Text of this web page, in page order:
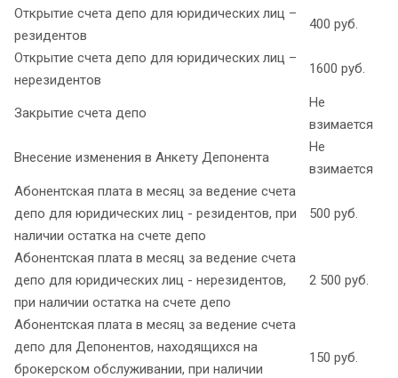
Открытие счета депо для юридических лиц –
резидентов
400 руб.
Открытие счета депо для юридических лиц –
нерезидентов
1600 руб.
Закрытие счета депо
Не
взимается
Внесение изменения в Анкету Депонента
Не
взимается
Абонентская плата в месяц за ведение счета
депо для юридических лиц - резидентов, при
наличии остатка на счете депо
500 руб.
Абонентская плата в месяц за ведение счета
депо для юридических лиц - нерезидентов,
при наличии остатка на счете депо
2 500 руб.
Абонентская плата в месяц за ведение счета
депо для Депонентов, находящихся на
брокерском обслуживании, при наличии
150 руб.